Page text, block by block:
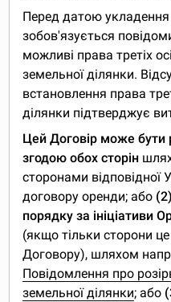
Перед датою
зобов'язується
можливі права третіх
земельної ділянки.
встановлення права
ділянки підтверджує
Цей Договір може бути
згодою обох сторін
сторонами відповідної
договору оренди; або
порядку за ініціативи
(якщо тільки сторони
Договору), шляхом
Повідомлення про
земельної ділянки; або